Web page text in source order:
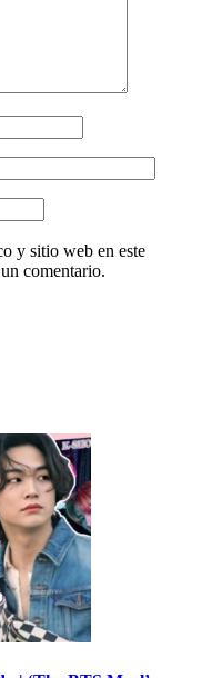
y sitio web en este
comentario.